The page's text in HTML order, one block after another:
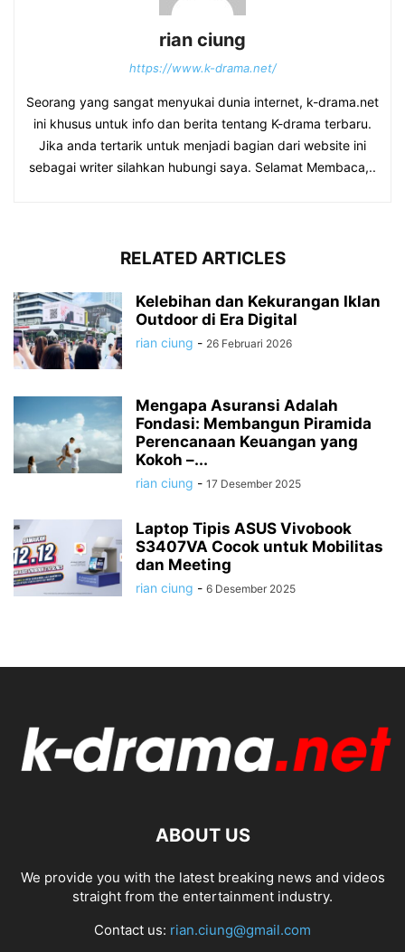
rian ciung
https://www.k-drama.net/
Seorang yang sangat menyukai dunia internet, k-drama.net
ini khusus untuk info dan berita tentang K-drama terbaru.
Jika anda tertarik untuk menjadi bagian dari website ini
sebagai writer silahkan hubungi saya. Selamat Membaca,..
RELATED ARTICLES
Kelebihan dan Kekurangan Iklan
Outdoor di Era Digital
rian ciung - 26 Februari 2026
Mengapa Asuransi Adalah
Fondasi: Membangun Piramida
Perencanaan Keuangan yang
Kokoh –...
rian ciung - 17 Desember 2025
Laptop Tipis ASUS Vivobook
S3407VA Cocok untuk Mobilitas
dan Meeting
rian ciung - 6 Desember 2025
ABOUT US
We provide you with the latest breaking news and videos
straight from the entertainment industry.
Contact us: rian.ciung@gmail.com